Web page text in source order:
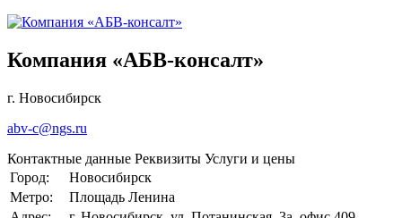
Компания «АБВ-консалт»
г. Новосибирск
abv-c@ngs.ru
Контактные данные Реквизиты Услуги и цены
Город:
Новосибирск
Метро:
Площадь Ленина